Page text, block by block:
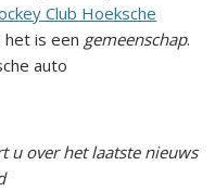
Club Hoeksche
het is een gemeenschap.
auto
u over het laatste nieuws